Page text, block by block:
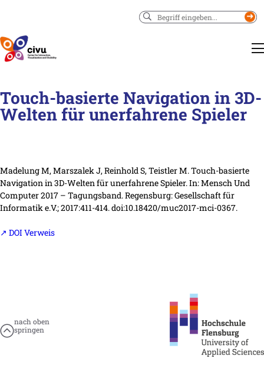
Suchen
Touch-basierte Navigation in 3D-
Welten für unerfahrene Spieler
Madelung M, Marszalek J, Reinhold S, Teistler M. Touch-basierte
Navigation in 3D-Welten für unerfahrene Spieler.In:Mensch Und
Computer 2017 – Tagungsband.Regensburg: Gesellschaft für
Informatik e.V.; 2017:411-414. doi:10.18420/muc2017-mci-0367.
↗ DOI Verweis
nach oben
springen